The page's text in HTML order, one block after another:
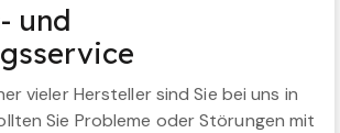
und
vieler Hersteller sind Sie bei uns in
Sie Probleme oder Störungen mit